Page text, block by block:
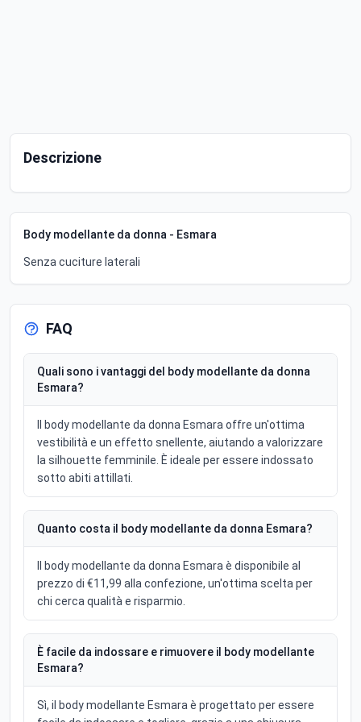
Descrizione
Body modellante da donna - Esmara
Senza cuciture laterali
FAQ
Quali sono i vantaggi del body modellante da donna
Esmara?
Il body modellante da donna Esmara offre un'ottima
vestibilità e un effetto snellente, aiutando a valorizzare
la silhouette femminile. È ideale per essere indossato
sotto abiti attillati.
Quanto costa il body modellante da donna Esmara?
Il body modellante da donna Esmara è disponibile al
prezzo di €11,99 alla confezione, un'ottima scelta per
chi cerca qualità e risparmio.
È facile da indossare e rimuovere il body modellante
Esmara?
Sì, il body modellante Esmara è progettato per essere